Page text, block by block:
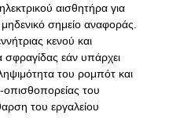
αισθητήρα για
σημείο αναφοράς.
κενού και
σφραγίδας εάν υπάρχει
του ρομπότ και
οπισθοπορείας του
του εργαλείου